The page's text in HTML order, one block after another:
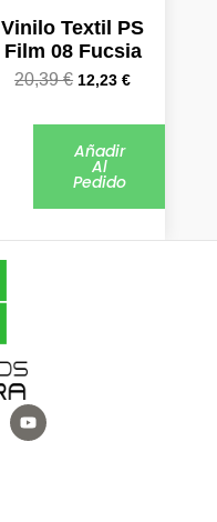
Vinilo Textil PS
Film 08 Fucsia
20,39€ 12,23€
Añadir
Al
Pedido
Y
o
u